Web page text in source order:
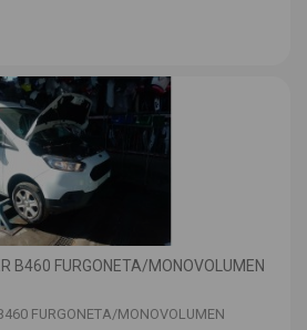
B460 FURGONETA/MONOVOLUMEN
FURGONETA/MONOVOLUMEN